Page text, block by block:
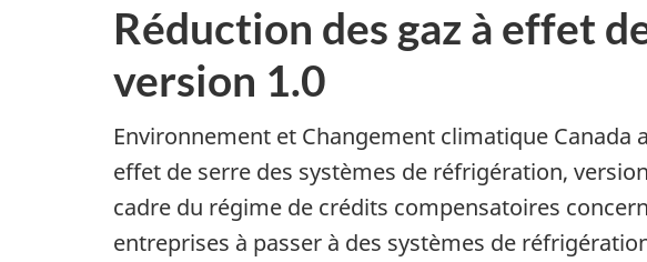
Réduction des gaz à effet
version 1.0
Environnement et Changement climatique
effet de serre des systèmes de réfrigération,
cadre du régime de crédits compensatoires
entreprises à passer à des systèmes de